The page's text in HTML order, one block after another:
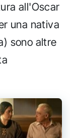
all'Oscar
una nativa
sono altre